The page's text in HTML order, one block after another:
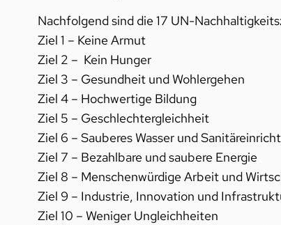
Nachfolgend sind die 17 UN-
Ziel 1 – Keine Armut
Ziel 2 – Kein Hunger
Ziel 3 – Gesundheit und Wohlergehen
Ziel 4 – Hochwertige Bildung
Ziel 5 – Geschlechtergleichheit
Ziel 6 – Sauberes Wasser und
Ziel 7 – Bezahlbare und saubere Energie
Ziel 8 – Menschenwürdige Arbeit und
Ziel 9 – Industrie, Innovation und
Ziel 10 – Weniger Ungleichheiten